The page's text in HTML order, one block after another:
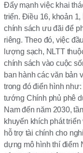
Đẩy mạnh việc khai
triển. Điều 16, khoản
chính sách ưu đãi để
riêng. Theo đó, việc
lượng sạch, NLTT
chính sách vào cuộc
ban hành các văn bản
trong đó điển hình
tướng Chính phủ phê
Nam đến năm 2030,
khuyến khích phát
hỗ trợ tài chính cho
dựng mô hình thí điểm